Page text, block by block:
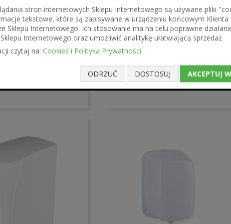
stron internetowych Sklepu Internetowego są używane pliki
tekstowe, które są zapisywane w urządzeniu końcowym Klienta
Sklepu Internetowego. Ich stosowanie ma na celu poprawne
Internetowego oraz umożliwić analitykę ułatwiającą sprzedaż.
czytaj na: Cookies i Polityka Prywatności
ODRZUĆ DOSTOSUJ AKCEPTUJ
156,21 zł
127,00 zł
Pojemnik na ręczniki papierowe w
rolach Merida Top Maxi, okienko
niebieskie